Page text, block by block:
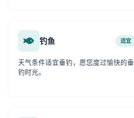
钓鱼 适宜
天气条件适宜垂钓，愿您度过愉快的垂
钓时光。